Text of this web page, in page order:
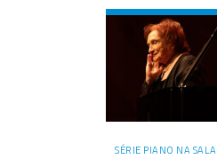
SÉRIE PIANO NA SALA